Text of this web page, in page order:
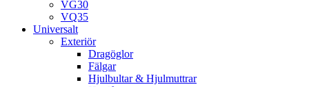
VG30
VQ35
Universalt
Exteriör
Dragöglor
Fälgar
Hjulbultar & Hjulmuttrar